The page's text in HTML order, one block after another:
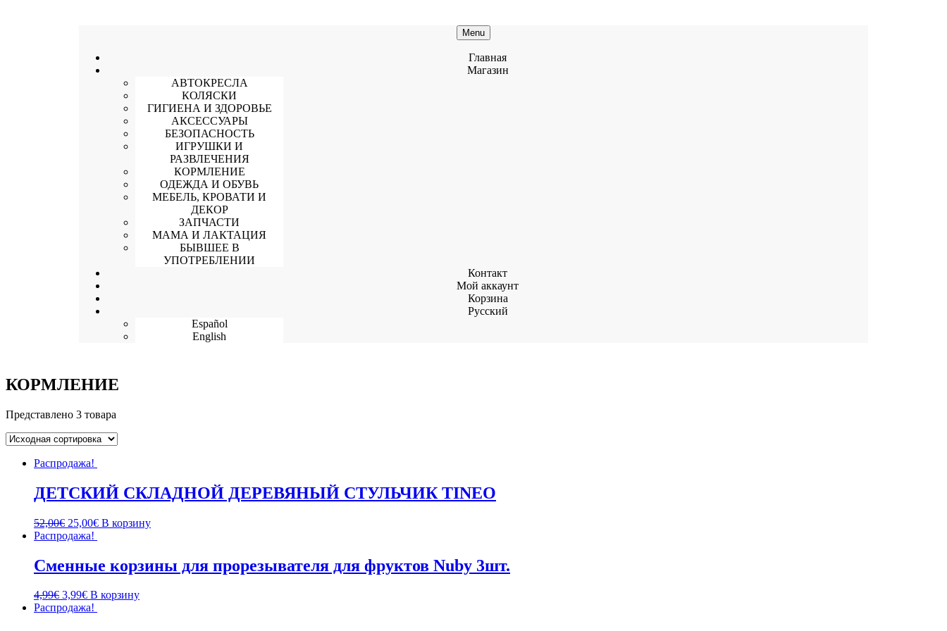
Menu
Главная
Магазин
АВТОКРЕСЛА
КОЛЯСКИ
ГИГИЕНА И ЗДОРОВЬЕ
АКСЕССУАРЫ
БЕЗОПАСНОСТЬ
ИГРУШКИ И
РАЗВЛЕЧЕНИЯ
КОРМЛЕНИЕ
ОДЕЖДА И ОБУВЬ
МЕБЕЛЬ, КРОВАТИ И
ДЕКОР
ЗАПЧАСТИ
МАМА И ЛАКТАЦИЯ
БЫВШЕЕ В
УПОТРЕБЛЕНИИ
Контакт
Мой аккаунт
Корзина
Русский
Español
English
КОРМЛЕНИЕ
Представлено 3 товара
Распродажа!
ДЕТСКИЙ СКЛАДНОЙ ДЕРЕВЯНЫЙ СТУЛЬЧИК TINEO
52,00€ 25,00€ В корзину
Распродажа!
Сменные корзины для прорезывателя для фруктов Nuby 3шт.
4,99€ 3,99€ В корзину
Распродажа!